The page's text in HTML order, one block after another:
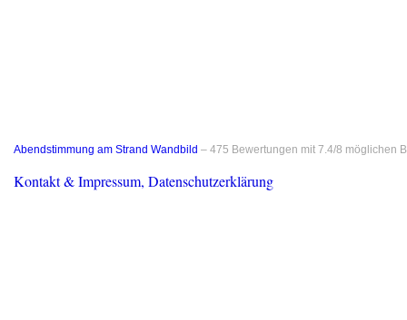
Abendstimmung am Strand Wandbild – 475 Bewertungen mit 7.4/8 möglichen
Kontakt & Impressum, Datenschutzerklärung